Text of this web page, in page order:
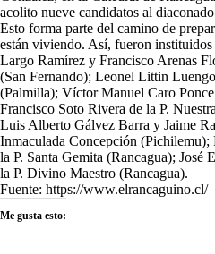
acolito nueve candidatos al
Esto forma parte del camino de
están viviendo. Así, fueron
Largo Ramírez y Francisco Arenas
(San Fernando); Leonel Littin
(Palmilla); Víctor Manuel Caro
Francisco Soto Rivera de la P.
Luis Alberto Gálvez Barra y Jaime
Inmaculada Concepción
la P. Santa Gemita (Rancagua); José
la P. Divino Maestro (Rancagua).
Fuente: https://www.elrancaguino.cl/
Me gusta esto: